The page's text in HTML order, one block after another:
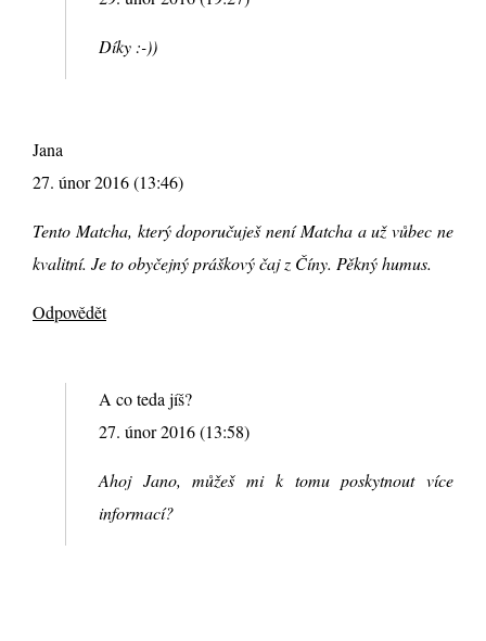
Díky :-))
Jana
27. únor 2016 (13:46)
Tento Matcha, který doporučuješ není Matcha a už vůbec ne
kvalitní. Je to obyčejný práškový čaj z Číny. Pěkný humus.
Odpovědět
A co teda jíš?
27. únor 2016 (13:58)
Ahoj Jano, můžeš mi k tomu poskytnout více
informací?